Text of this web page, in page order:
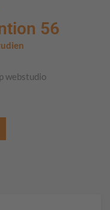
56
webstudio